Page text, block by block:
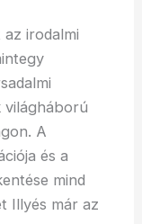
irodalmi
világháború
A
és a
mind
Illyés már az